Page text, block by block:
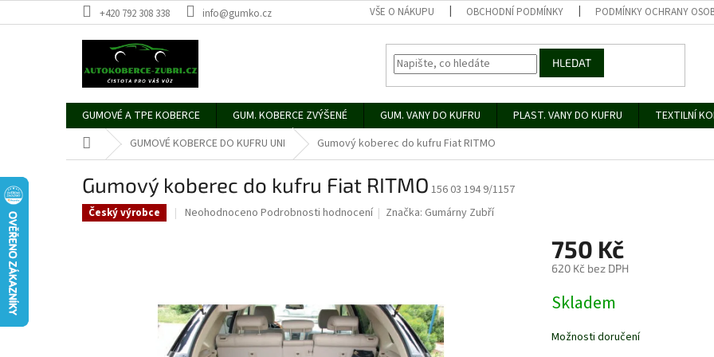
na
+420 792 308 338 info@gumko.cz VŠE O NÁKUPU OBCHODNÍ PODMÍNKY PODMÍNKY OCHRANY
HLEDAT
GUMOVÉ A TPE KOBERCE GUM. KOBERCE ZVÝŠENÉ GUM. VANY DO KUFRU PLAST. VANY DO KUFRU TEXTILNÍ
Domů GUMOVÉ KOBERCE DO KUFRU UNI Gumový koberec do kufru Fiat RITMO
Gumový koberec do kufru Fiat RITMO 156 03 194 9/1157
Český výrobce
Průměrné
5
hvězdiček.
Neohodnoceno Podrobnosti hodnocení Značka: Gumárny Zubří
750 Kč
620 Kč bez DPH
cena:
Skladem
Možnosti doručení